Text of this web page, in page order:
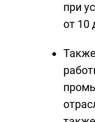
при
от 10